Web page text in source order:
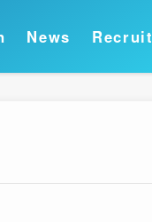
News Recruit